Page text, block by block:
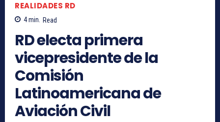
REALIDADES RD
4min. Read
RD electa primera
vicepresidente de la
Comisión
Latinoamericana de
Aviación Civil